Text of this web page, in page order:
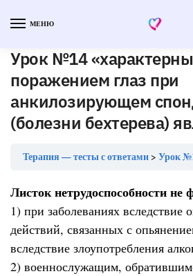
МЕНЮ
Урок №14
поражением глаз при
анкилозирующем
(болезни бехтерева)
Терапия — тесты с ответами Урок №14 «характерным
Листок нетрудоспособности не
1) при заболеваниях вследствие
действий, связанных с
вследствие злоупотребления
2) военнослужащим,